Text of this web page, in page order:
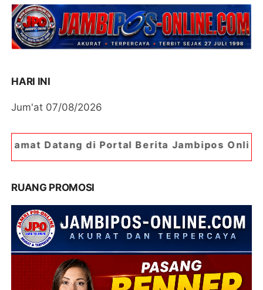
HARI INI
Jum'at 07/08/2026
Portal Berita Jambipos Online. Portal Berita
RUANG PROMOSI